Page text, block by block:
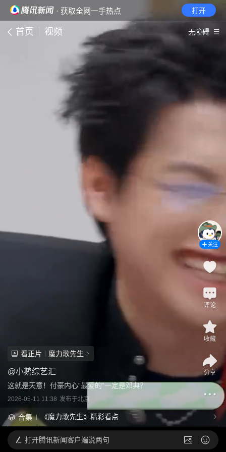
· 获取全网一手热点 打开
首页 视频 无障碍
看正片 魔力歌先生
@小鹅综艺汇
这就是天意！付豪内心“最爱的”一定是邓典？
2026-05-11 11:38 发布于北京
合集 《魔力歌先生》精彩看点
关注
评论
收藏
分享
打开腾讯新闻客户端说两句